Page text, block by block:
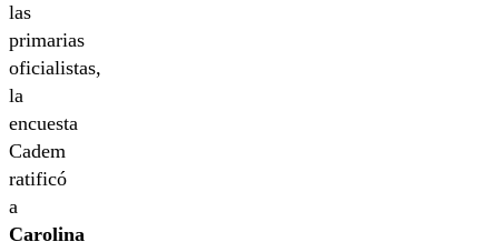
las
primarias
oficialistas,
la
encuesta
Cadem
ratificó
a
Carolina